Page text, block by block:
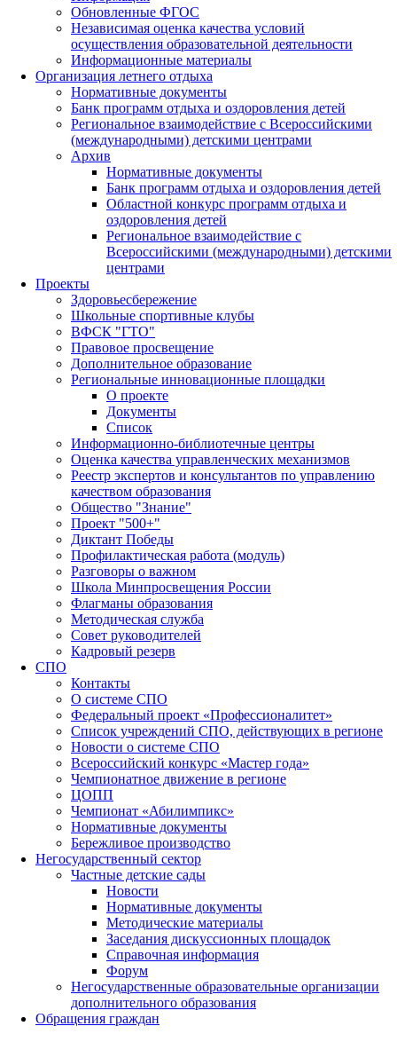
Обновленные ФГОС
Независимая оценка качества условий
осуществления образовательной деятельности
Информационные материалы
Организация летнего отдыха
Нормативные документы
Банк программ отдыха и оздоровления детей
Региональное взаимодействие с Всероссийскими
(международными) детскими центрами
Архив
Нормативные документы
Банк программ отдыха и оздоровления детей
Областной конкурс программ отдыха и
оздоровления детей
Региональное взаимодействие с
Всероссийскими (международными) детскими
центрами
Проекты
Здоровьесбережение
Школьные спортивные клубы
ВФСК "ГТО"
Правовое просвещение
Дополнительное образование
Региональные инновационные площадки
О проекте
Документы
Список
Информационно-библиотечные центры
Оценка качества управленческих механизмов
Реестр экспертов и консультантов по управлению
качеством образования
Общество "Знание"
Проект "500+"
Диктант Победы
Профилактическая работа (модуль)
Разговоры о важном
Школа Минпросвещения России
Флагманы образования
Методическая служба
Совет руководителей
Кадровый резерв
СПО
Контакты
О системе СПО
Федеральный проект «Профессионалитет»
Список учреждений СПО, действующих в регионе
Новости о системе СПО
Всероссийский конкурс «Мастер года»
Чемпионатное движение в регионе
ЦОПП
Чемпионат «Абилимпикс»
Нормативные документы
Бережливое производство
Негосударственный сектор
Частные детские сады
Новости
Нормативные документы
Методические материалы
Заседания дискуссионных площадок
Справочная информация
Форум
Негосударственные образовательные организации
дополнительного образования
Обращения граждан